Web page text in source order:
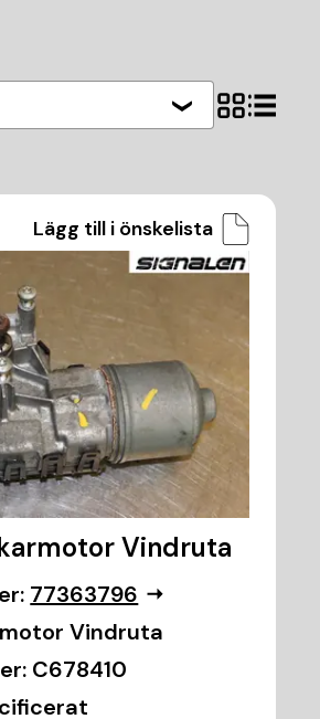
Lägg till i önskelista
Vindruta
77363796
Vindruta
C678410